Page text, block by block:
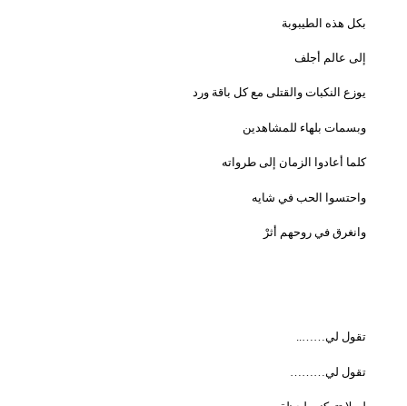
بكل هذه الطيبوبة
إلى عالم أجلف
يوزع النكبات والقتلى مع كل باقة ورد
وبسمات بلهاء للمشاهدين
كلما أعادوا الزمان إلى طرواته
واحتسوا الحب في شايه
وانغرق في روحهم أثرْ
تقول لي……..
تقول لي………